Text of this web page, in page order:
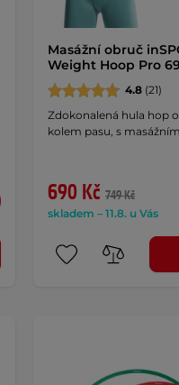
Masážní obruč
Weight Hoop Pro
4.8(21)
Zdokonalená hula hop
kolem pasu, s
690 Kč 749 Kč
skladem – 11.8. u Vás